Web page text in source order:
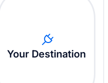
Your Destination